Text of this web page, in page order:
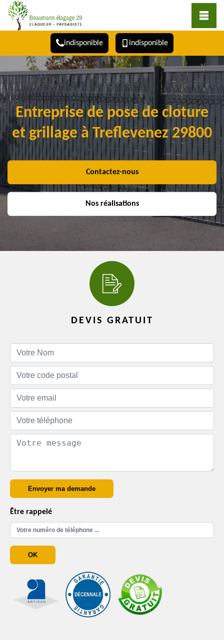
indisponible indisponible
Entreprise de pose de cloture
et grillage à Treflevenez 29800
Contactez-nous
Nos réalisations
DEVIS GRATUIT
Être rappelé